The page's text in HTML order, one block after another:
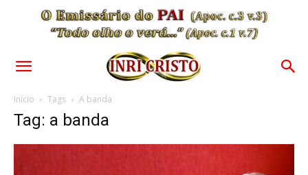
Início Tags A banda
Tag: a banda